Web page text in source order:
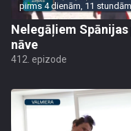
pirms 4 dienām, 11 stundām
Nelegāļiem
nāve
412. epizode